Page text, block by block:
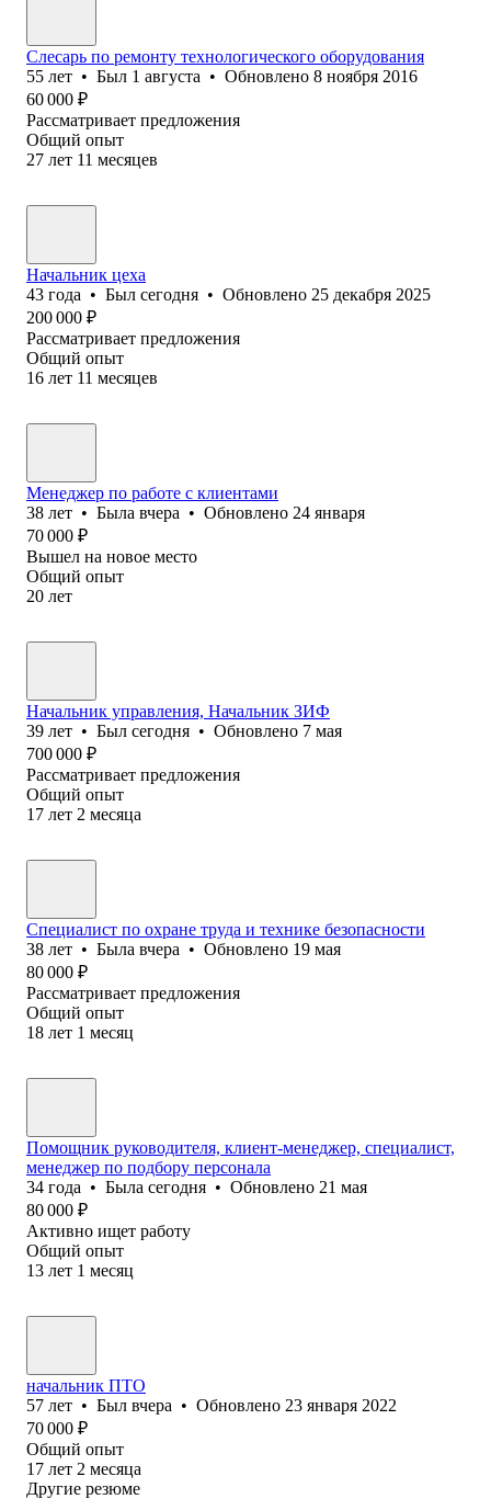
Слесарь по ремонту технологического оборудования
55 лет • Был 1 августа • Обновлено 8 ноября 2016
60 000 ₽
Рассматривает предложения
Общий опыт
27 лет 11 месяцев
Начальник цеха
43 года • Был сегодня • Обновлено 25 декабря 2025
200 000 ₽
Рассматривает предложения
Общий опыт
16 лет 11 месяцев
Менеджер по работе с клиентами
38 лет • Была вчера • Обновлено 24 января
70 000 ₽
Вышел на новое место
Общий опыт
20 лет
Начальник управления, Начальник ЗИФ
39 лет • Был сегодня • Обновлено 7 мая
700 000 ₽
Рассматривает предложения
Общий опыт
17 лет 2 месяца
Специалист по охране труда и технике безопасности
38 лет • Была вчера • Обновлено 19 мая
80 000 ₽
Рассматривает предложения
Общий опыт
18 лет 1 месяц
Помощник руководителя, клиент-менеджер, специалист,
менеджер по подбору персонала
34 года • Была сегодня • Обновлено 21 мая
80 000 ₽
Активно ищет работу
Общий опыт
13 лет 1 месяц
начальник ПТО
57 лет • Был вчера • Обновлено 23 января 2022
70 000 ₽
Общий опыт
17 лет 2 месяца
Другие резюме